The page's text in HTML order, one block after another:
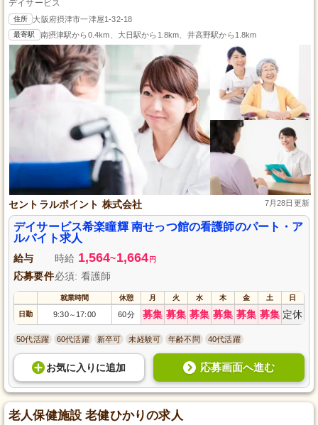
デイサービス
住所 大阪府摂津市一津屋1-32-18
最寄駅 南摂津駅から0.4km、大日駅から1.8km、井高野駅から1.8km
セントラルポイント 株式会社 7月28日更新
デイサービス希楽瞳輝 南せっつ館の看護師のパート・ア
ルバイト求人
給与 時給 1,564~1,664 円
応募要件必須: 看護師
就業時間 休憩 月 火 水 木 金 土 日
日勤 9:30～ 17:00 60分 募集 募集 募集 募集 募集 募集 定休
50代活躍 60代活躍 新卒可 未経験可 年齢不問 40代活躍
お気に入り に追加 応募画面へ進む
老人保健施設 老健ひかりの求人